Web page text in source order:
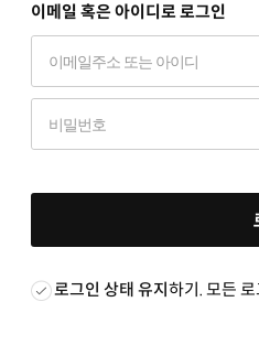
이메일 혹은 아이디로 로그인
로그인 상태 유지하기. 모든